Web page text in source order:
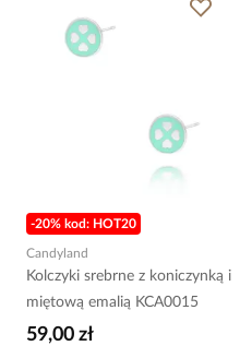
-20% kod: HOT20
Candyland
Kolczyki srebrne z koniczynką i
miętową emalią KCA0015
59,00 zł